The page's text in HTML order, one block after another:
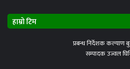
हाम्रो टिम
प्रबन्ध निर्देशक कल्याण
सम्पादक उज्वल